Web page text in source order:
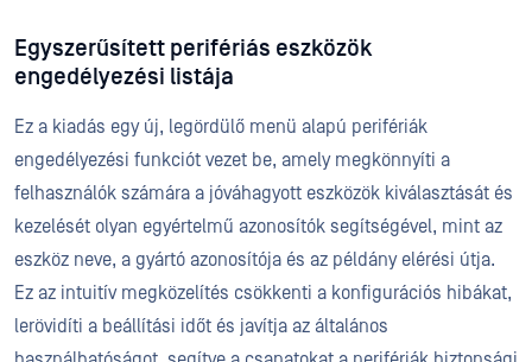
Egyszerűsített perifériás eszközök
engedélyezési listája
Ez a kiadás egy új, legördülő menü alapú perifériák
engedélyezési funkciót vezet be, amely megkönnyíti a
felhasználók számára a jóváhagyott eszközök kiválasztását és
kezelését olyan egyértelmű azonosítók segítségével, mint az
eszköz neve, a gyártó azonosítója és az példány elérési útja.
Ez az intuitív megközelítés csökkenti a konfigurációs hibákat,
lerövidíti a beállítási időt és javítja az általános